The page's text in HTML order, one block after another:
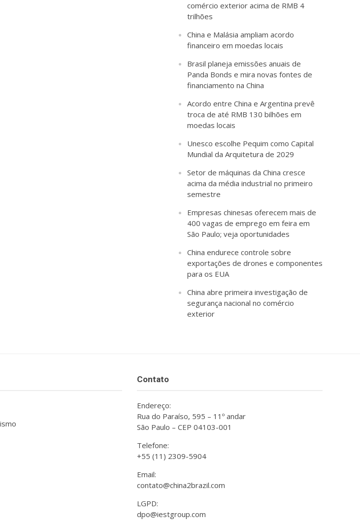
comércio exterior acima de RMB 4
trilhões
China e Malásia ampliam acordo
financeiro em moedas locais
Brasil planeja emissões anuais de
Panda Bonds e mira novas fontes de
financiamento na China
Acordo entre China e Argentina prevê
troca de até RMB 130 bilhões em
moedas locais
Unesco escolhe Pequim como Capital
Mundial da Arquitetura de 2029
Setor de máquinas da China cresce
acima da média industrial no primeiro
semestre
Empresas chinesas oferecem mais de
400 vagas de emprego em feira em
São Paulo; veja oportunidades
China endurece controle sobre
exportações de drones e componentes
para os EUA
China abre primeira investigação de
segurança nacional no comércio
exterior
Contato
Endereço:
Rua do Paraíso, 595 – 11º andar
São Paulo – CEP 04103-001
Telefone:
+55 (11) 2309-5904
Email:
contato@china2brazil.com
LGPD:
dpo@iestgroup.com